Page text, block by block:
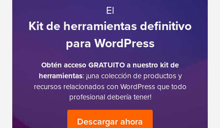
El
Kit de herramientas definitivo
para WordPress
Obtén acceso GRATUITO a nuestro kit de
herramientas: ¡una colección de productos y
recursos relacionados con WordPress que todo
profesional debería tener!
Descargar ahora